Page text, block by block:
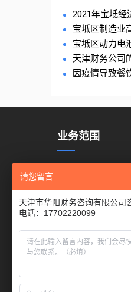
2021年宝坻经
宝坻区制造业
宝坻区动力电
天津财务公司
因疫情导致餐
业务范围
工商注册
商标注册
代缴公积金
代缴社保
请您留言
天津市华阳财务咨询有限公司
电话：17702220099